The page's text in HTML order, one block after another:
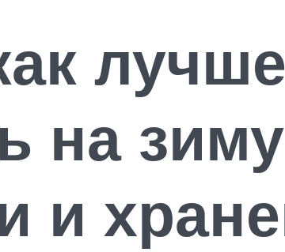
лучше
на
и